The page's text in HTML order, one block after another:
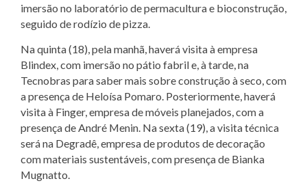
imersão no laboratório de permacultura e bioconstrução,
seguido de rodízio de pizza.
Na quinta (18), pela manhã, haverá visita à empresa
Blindex, com imersão no pátio fabril e, à tarde, na
Tecnobras para saber mais sobre construção à seco, com
a presença de Heloísa Pomaro. Posteriormente, haverá
visita à Finger, empresa de móveis planejados, com a
presença de André Menin. Na sexta (19), a visita técnica
será na Degradê, empresa de produtos de decoração
com materiais sustentáveis, com presença de Bianka
Mugnatto.